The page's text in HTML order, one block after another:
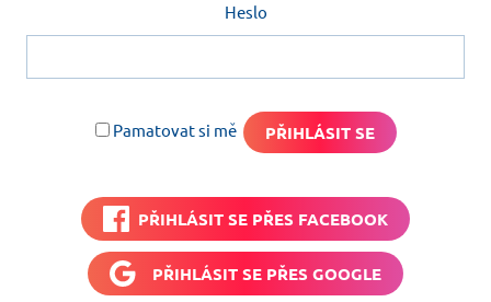
Heslo
Pamatovat si mě
PŘIHLÁSIT SE PŘES FACEBOOK
PŘIHLÁSIT SE PŘES GOOGLE